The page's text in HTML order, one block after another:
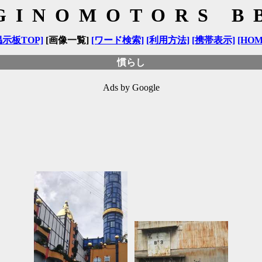
示板TOP][画像一覧] [ワード検索] [利用方法] [携帯表示]
慣らし
Ads by Google